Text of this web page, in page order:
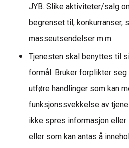
JYB. Slike aktiviteter/salg
begrenset til, konkurranser,
masseutsendelser m.m.
Tjenesten skal benyttes til
formål. Bruker forplikter seg
utføre handlinger som kan
funksjonssvekkelse av
ikke spres informasjon eller
eller som kan antas å